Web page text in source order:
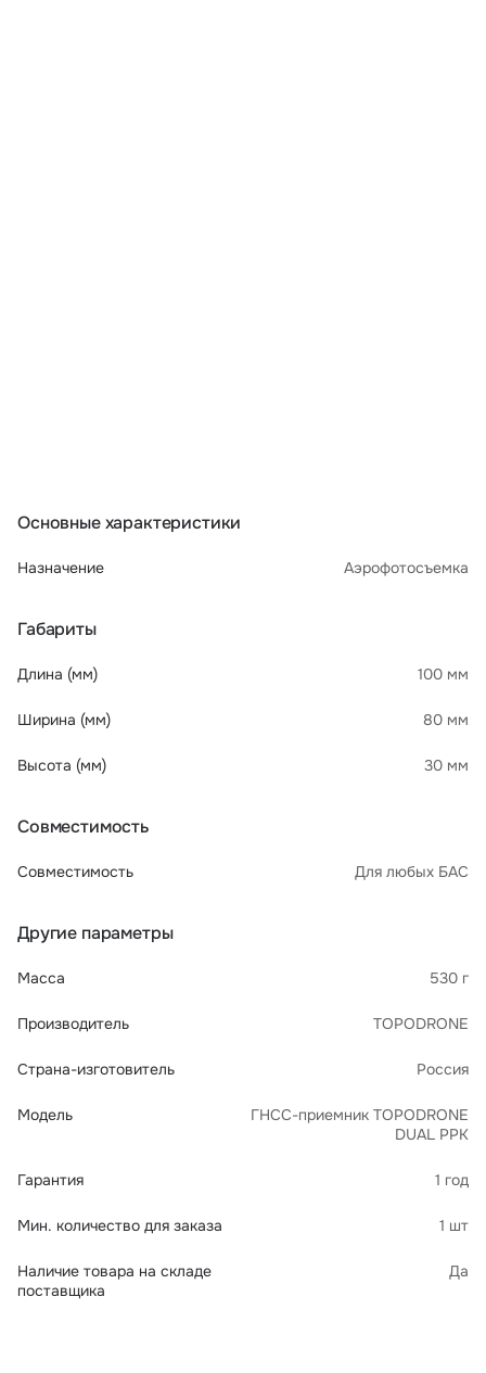
Основные характеристики
Назначение Аэрофотосъемка
Габариты
Длина (мм) 100 мм
Ширина (мм) 80 мм
Высота (мм) 30 мм
Совместимость
Совместимость Для любых БАС
Другие параметры
Масса 530 г
Производитель TOPODRONE
Страна-изготовитель Россия
Модель
ГНСС-приемник TOPODRONE
DUAL PPK
Гарантия 1 год
Мин. количество для заказа 1 шт
Наличие товара на складе
поставщика
Да